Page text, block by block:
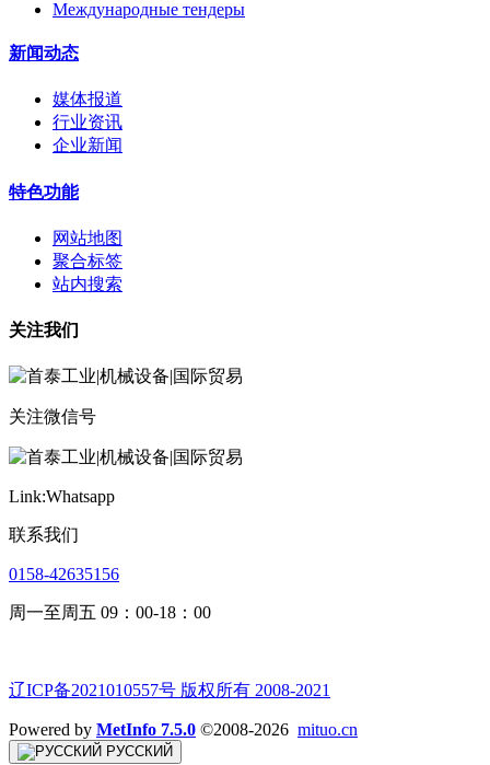
Международные тендеры
新闻动态
媒体报道
行业资讯
企业新闻
特色功能
网站地图
聚合标签
站内搜索
关注我们
关注微信号
Link:Whatsapp
联系我们
0158-42635156
周一至周五 09：00-18：00
辽ICP备2021010557号 版权所有 2008-2021
Powered by MetInfo 7.5.0 ©2008-2026 mituo.cn
РУССКИЙ